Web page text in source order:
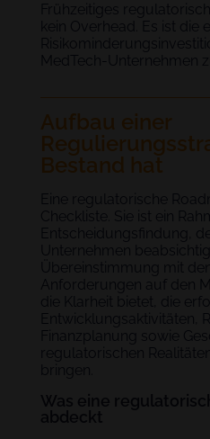
Frühzeitiges
kein Overhead. Es ist die
MedTech-Unternehmen
Aufbau einer
Bestand hat
Eine regulatorische
Checkliste. Sie ist ein
Entscheidungsfindung,
Unternehmen
Übereinstimmung mit
Anforderungen auf den
die Klarheit bietet, die
Entwicklungsaktivitäten,
Finanzplanung sowie
regulatorischen
bringen.